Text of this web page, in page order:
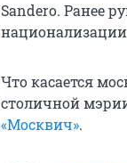
Sandero. Ранее
Что касается
столичной
«Москвич».